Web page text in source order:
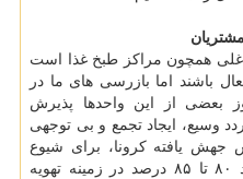
همچون مراکز طبخ غذا است
باشند اما بازرسی های ما در
بعضی از این واحدها پذیرش
وسیع، ایجاد تجمع و بی توجهی
یافته کرونا، برای شیوع
گسترده بیماری کافی است. حدود ۸۰ تا ۸۵ درصد در زمینه تهویه